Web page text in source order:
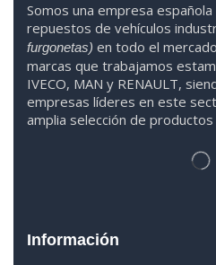
Somos una empresa española
repuestos de vehículos
furgonetas) en todo el
marcas que trabajamos esta
IVECO, MAN y RENAULT,
empresas líderes en este
amplia selección de
Información